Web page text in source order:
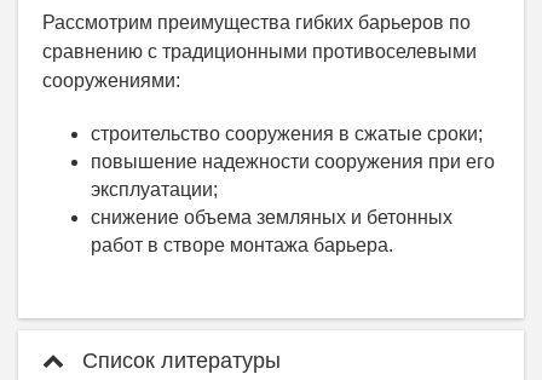
Рассмотрим преимущества гибких барьеров по
сравнению с традиционными противоселевыми
сооружениями:
строительство сооружения в сжатые сроки;
повышение надежности сооружения при его
эксплуатации;
снижение объема земляных и бетонных
работ в створе монтажа барьера.
Список литературы